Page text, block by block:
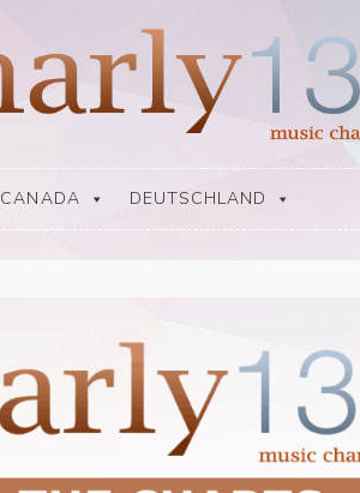
CANADA DEUTSCHLAND